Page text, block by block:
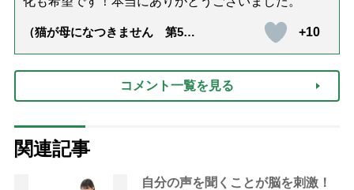
（猫が母になつきません 第500
+10
コメント一覧を見る
関連記事
自分の声を聞くことが脳を刺激！